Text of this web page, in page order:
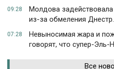
09:28
Молдова задействовала
из-за обмеления
07:28
Невыносимая жара и
говорят, что супер-Эль-
Все